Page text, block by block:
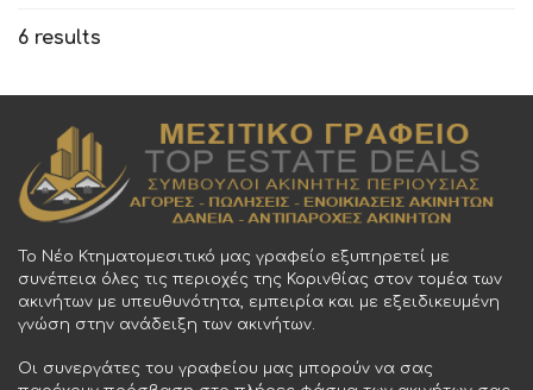
6 results
Το Νέο Κτηματομεσιτικό μας γραφείο εξυπηρετεί με
συνέπεια όλες τις περιοχές της Κορινθίας στον τομέα των
ακινήτων με υπευθυνότητα, εμπειρία και με εξειδικευμένη
γνώση στην ανάδειξη των ακινήτων.
Οι συνεργάτες του γραφείου μας μπορούν να σας